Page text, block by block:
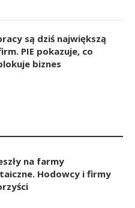
są dziś największą
PIE pokazuje, co
biznes
na farmy
Hodowcy i firmy